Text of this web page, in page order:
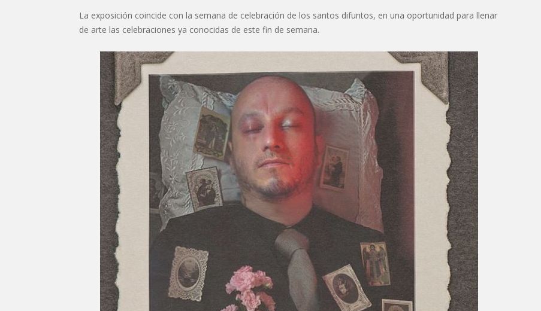
La exposición coincide con la semana de celebración de los santos difuntos, en una oportunidad para llenar
de arte las celebraciones ya conocidas de este fin de semana.